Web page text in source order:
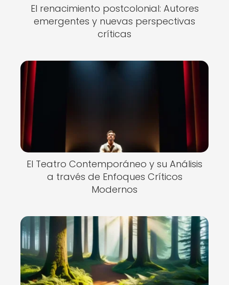
El renacimiento postcolonial: Autores
emergentes y nuevas perspectivas
críticas
El Teatro Contemporáneo y su Análisis
a través de Enfoques Críticos
Modernos